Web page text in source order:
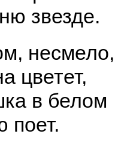
звезде.
несмело,
цветет,
в белом
поет.